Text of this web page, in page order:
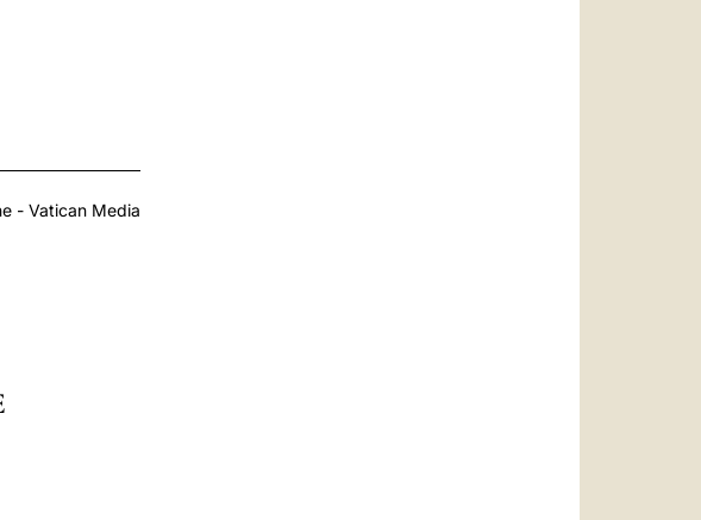
- Vatican Media